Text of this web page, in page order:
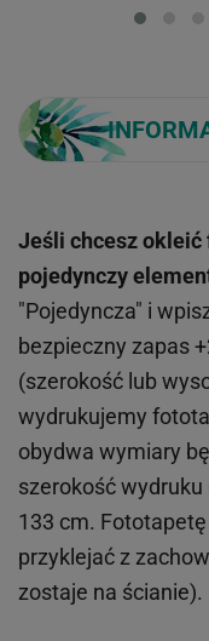
Jeśli chcesz
pojedynczy
"Pojedyncza" i
bezpieczny zapas
(szerokość lub
wydrukujemy
obydwa wymiary
szerokość
133 cm.
przyklejać z
zostaje na ścianie).